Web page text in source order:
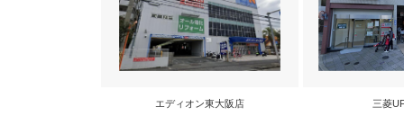
エディオン東大阪店 三菱